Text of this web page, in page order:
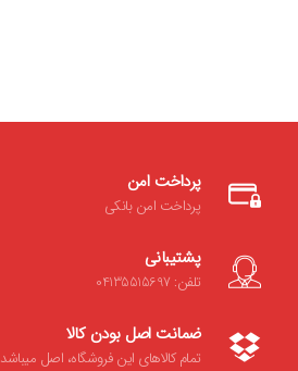
پرداخت امن
پرداخت امن بانکی
پشتیبانی
تلفن: 04135515697
ضمانت اصل بودن کالا
تمام کالاهای این فروشگاه، اصل میباشد